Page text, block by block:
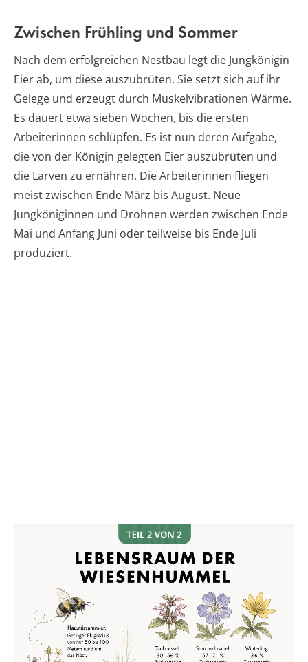
Zwischen Frühling und Sommer
Nach dem erfolgreichen Nestbau legt die Jungkönigin
Eier ab, um diese auszubrüten. Sie setzt sich auf ihr
Gelege und erzeugt durch Muskelvibrationen Wärme.
Es dauert etwa sieben Wochen, bis die ersten
Arbeiterinnen schlüpfen. Es ist nun deren Aufgabe,
die von der Königin gelegten Eier auszubrüten und
die Larven zu ernähren. Die Arbeiterinnen fliegen
meist zwischen Ende März bis August. Neue
Jungköniginnen und Drohnen werden zwischen Ende
Mai und Anfang Juni oder teilweise bis Ende Juli
produziert.